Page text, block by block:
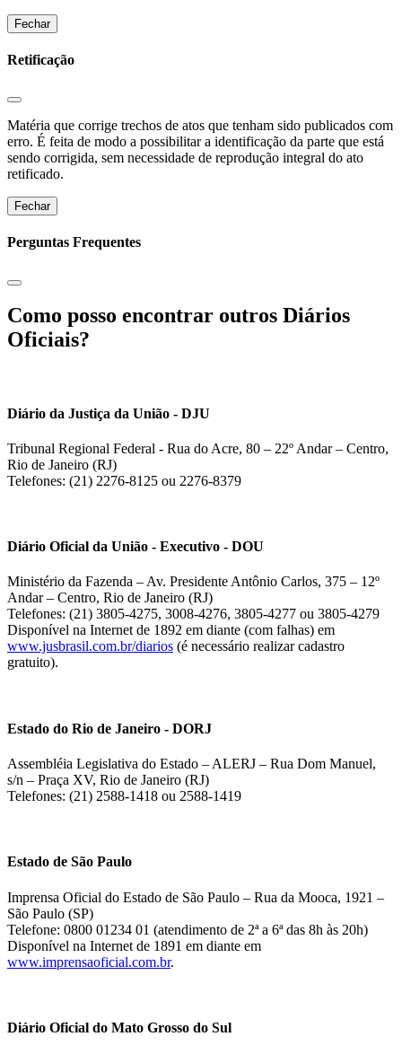
Fechar
Retificação
Matéria que corrige trechos de atos que tenham sido publicados com
erro. É feita de modo a possibilitar a identificação da parte que está
sendo corrigida, sem necessidade de reprodução integral do ato
retificado.
Fechar
Perguntas Frequentes
Como posso encontrar outros Diários
Oficiais?
Diário da Justiça da União - DJU
Tribunal Regional Federal - Rua do Acre, 80 – 22º Andar – Centro,
Rio de Janeiro (RJ)
Telefones: (21) 2276-8125 ou 2276-8379
Diário Oficial da União - Executivo - DOU
Ministério da Fazenda – Av. Presidente Antônio Carlos, 375 – 12º
Andar – Centro, Rio de Janeiro (RJ)
Telefones: (21) 3805-4275, 3008-4276, 3805-4277 ou 3805-4279
Disponível na Internet de 1892 em diante (com falhas) em
www.jusbrasil.com.br/diarios (é necessário realizar cadastro
gratuito).
Estado do Rio de Janeiro - DORJ
Assembléia Legislativa do Estado – ALERJ – Rua Dom Manuel,
s/n – Praça XV, Rio de Janeiro (RJ)
Telefones: (21) 2588-1418 ou 2588-1419
Estado de São Paulo
Imprensa Oficial do Estado de São Paulo – Rua da Mooca, 1921 –
São Paulo (SP)
Telefone: 0800 01234 01 (atendimento de 2ª a 6ª das 8h às 20h)
Disponível na Internet de 1891 em diante em
www.imprensaoficial.com.br.
Diário Oficial do Mato Grosso do Sul